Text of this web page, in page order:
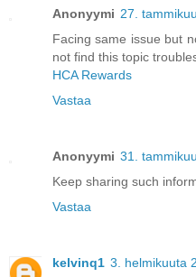
Anonyymi 27.
Facing same issue but
not find this topic
HCA Rewards
Vastaa
Anonyymi 31.
Keep sharing such
Vastaa
kelvinq1 3. helmikuuta